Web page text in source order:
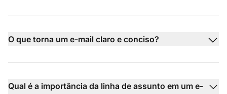
O que torna um e-mail claro e conciso?
Qual é a importância da linha de assunto em um e-